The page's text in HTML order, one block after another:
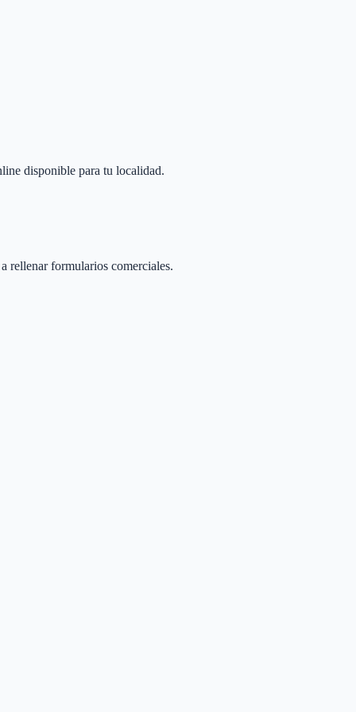
disponible para tu localidad.
rellenar formularios comerciales.